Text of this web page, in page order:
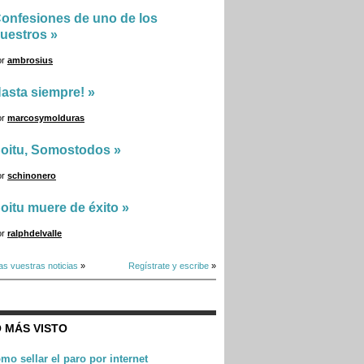
de uno de los
»
ambrosius
siempre! »
marcosymolduras
Somostodos »
schinonero
muere de éxito »
ralphdelvalle
vuestras noticias » Regístrate y escribe »
MÁS VISTO
sellar el paro por internet